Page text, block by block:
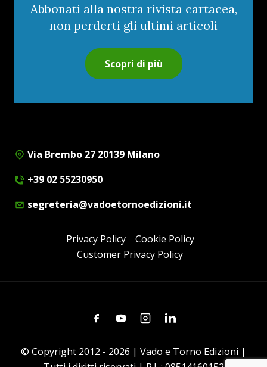
Abbonati alla nostra rivista cartacea,
non perderti gli ultimi articoli
Scopri di più
Via Brembo 27 20139 Milano
+39 02 55230950
segreteria@vadoetornoedizioni.it
Privacy Policy
Cookie Policy
Customer Privacy Policy
FacebookYoutubeInstagramLinkedin
© Copyright 2012 - 2026 | Vado e Torno Edizioni |